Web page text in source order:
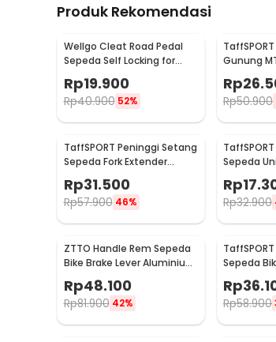
Produk Rekomendasi
Wellgo Cleat Road Pedal
Sepeda Self Locking for
Rp19.900
Rp40.900 52%
Gunung
Belakang
Y901
Rp
Rp50.900
TaffSPORT Peninggi Setang
Sepeda Fork Extender
Aluminium Alloy 121mm -
SD53
Rp31.500
Rp57.900 46%
Sepeda
Setang
- CL8455
Rp
Rp32.900
ZTTO Handle Rem Sepeda
Bike Brake Lever Aluminium
1 Pair - CBL-09
Rp48.100
Rp81.900 42%
Sepeda
Rp
Rp58.900